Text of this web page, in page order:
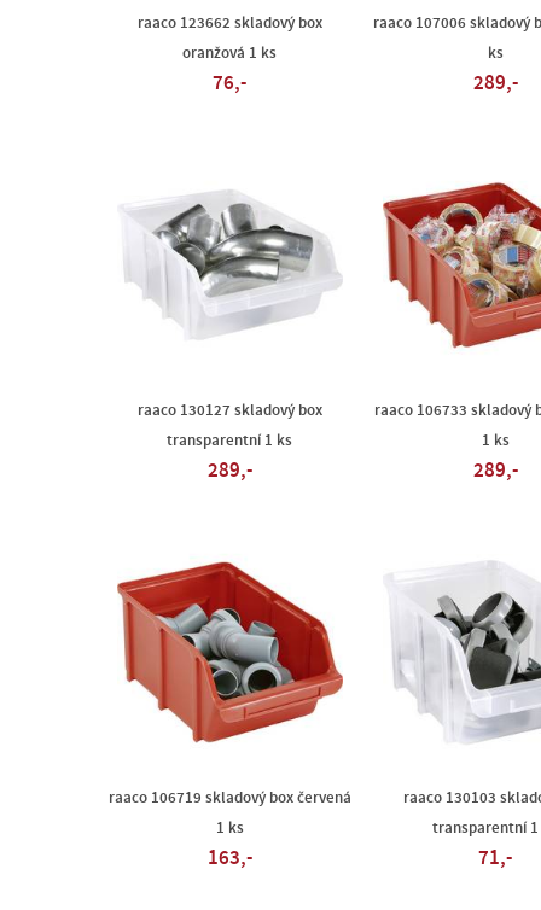
raaco 123662 skladový box
oranžová 1 ks
76,-
raaco 107006 skladový
ks
289,-
raaco 130127 skladový box
transparentní 1 ks
289,-
raaco 106733 skladový
1 ks
289,-
raaco 106719 skladový box červená
1 ks
163,-
raaco 130103
transparentní 1
71,-